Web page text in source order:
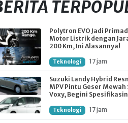
Polytron EVO Jadi
Motor Listrik dengan
200 Km, Ini Alasannya!
Teknologi 17 jam
Suzuki Landy Hybrid
MPV Pintu Geser
Voxy, Begini
Teknologi 17 jam